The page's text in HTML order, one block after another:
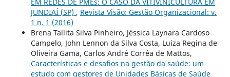
JUNDIAÍ (SP) , Revista Visão: Gestão Organizacional: v.
1 n. 1 (2016)
Brena Tallita Silva Pinheiro, Jéssica Laynara Cardoso
Campelo, John Lennon da Silva Costa, Luiza Regina de
Oliveira Gama, Carlos André Corrêa de Mattos,
Características e desafios na gestão da saúde: um
estudo com gestores de Unidades Básicas de Saúde